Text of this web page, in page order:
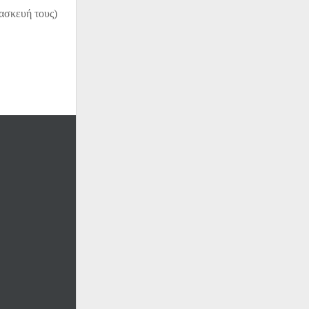
τους)